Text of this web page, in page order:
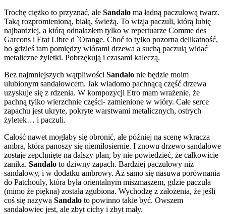
Trochę ciężko to przyznać, ale Sandalo ma ładną paczulową twarz.
Taką rozpromienioną, białą, świeżą. To wizja paczuli, którą lubię
najbardziej, a którą odnalazłem tylko w repertuarze Comme des
Garcons i Etat Libre d `Orange. Choć to tylko pozorna delikatność,
bo gdzieś tam pomiędzy wiórami drzewa a suchą paczulą widać
metaliczne żyletki. Pobrzękują i czasami kaleczą.
Bez najmniejszych wątpliwości Sandalo nie będzie moim
ulubionym sandałowcem. Jak wiadomo pachnącą część drzewa
uzyskuje się z rdzenia. W kompozycji Etro mam wrażenie, że
pachną tylko wierzchnie części- zamienione w wióry. Całe serce
zapachu jest ukryte, pokryte warstwami metalicznych, ostrych
żyletek… i paczuli.
Całość nawet mogłaby się obronić, ale później na scenę wkracza
ambra, która panoszy się niemiłosiernie. I znowu drzewo sandałowe
zostaje zepchnięte na dalszy plan, by nie powiedzieć, że całkowicie
zanika. Sandalo to dziwny zapach. Bardziej paczulowy niż
sandałowy, i w dodatku ambrowy. Aż samo się nasuwa porównania
do Patchouly, która była orientalnym miszmaszem, gdzie paczula
(mimo że piękna) została zgubiona. Wychodzę z założenia, że jeśli
coś się nazywa Sandalo to powinno takie być. Owszem
sandałowiec jest, ale zbyt cichy i zbyt mały.